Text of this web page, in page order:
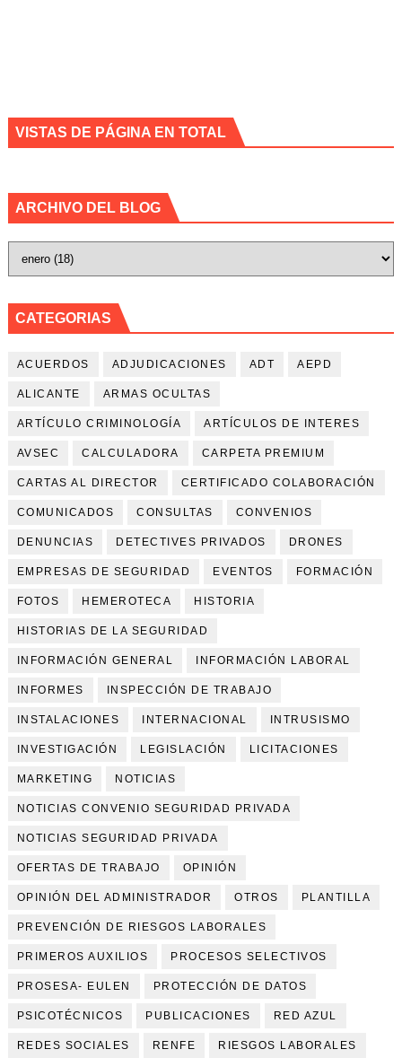
VISTAS DE PÁGINA EN TOTAL
ARCHIVO DEL BLOG
CATEGORIAS
ACUERDOS ADJUDICACIONES ADT AEPD
ALICANTE ARMAS OCULTAS
ARTÍCULO CRIMINOLOGÍA ARTÍCULOS DE INTERES
AVSEC CALCULADORA CARPETA PREMIUM
CARTAS AL DIRECTOR CERTIFICADO COLABORACIÓN
COMUNICADOS CONSULTAS CONVENIOS
DENUNCIAS DETECTIVES PRIVADOS DRONES
EMPRESAS DE SEGURIDAD EVENTOS FORMACIÓN
FOTOS HEMEROTECA HISTORIA
HISTORIAS DE LA SEGURIDAD
INFORMACIÓN GENERAL INFORMACIÓN LABORAL
INFORMES INSPECCIÓN DE TRABAJO
INSTALACIONES INTERNACIONAL INTRUSISMO
INVESTIGACIÓN LEGISLACIÓN LICITACIONES
MARKETING NOTICIAS
NOTICIAS CONVENIO SEGURIDAD PRIVADA
NOTICIAS SEGURIDAD PRIVADA
OFERTAS DE TRABAJO OPINIÓN
OPINIÓN DEL ADMINISTRADOR OTROS PLANTILLA
PREVENCIÓN DE RIESGOS LABORALES
PRIMEROS AUXILIOS PROCESOS SELECTIVOS
PROSESA- EULEN PROTECCIÓN DE DATOS
PSICOTÉCNICOS PUBLICACIONES RED AZUL
REDES SOCIALES RENFE RIESGOS LABORALES